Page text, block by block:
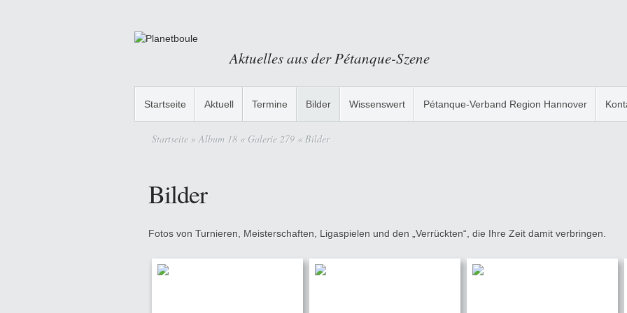
Aktuelles aus der Pétanque-Szene
Startseite Aktuell Termine Bilder Wissenswert Pétanque-Verband Region Hannover
Startseite » Album 18 « Galerie 279 « Bilder
Bilder
Fotos von Turnieren, Meisterschaften, Ligaspielen und den „Verrückten“, die Ihre Zeit damit verbringen.